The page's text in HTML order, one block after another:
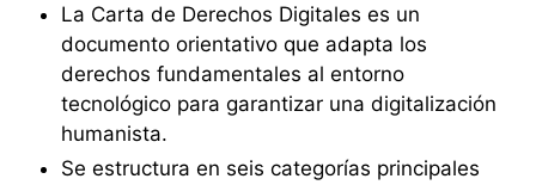
La Carta de Derechos Digitales es un
documento orientativo que adapta los
derechos fundamentales al entorno
tecnológico para garantizar una digitalización
humanista.
Se estructura en seis categorías principales